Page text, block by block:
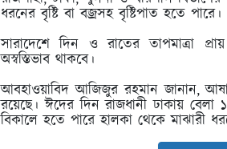
ধরনের বৃষ্টি বা বজ্রসহ বৃষ্টিপাত হতে পারে।
সারাদেশে দিন ও রাতের তাপমাত্রা
অস্বস্তিভাব থাকবে।
আবহাওয়াবিদ আজিজুর রহমান জানান,
রয়েছে। ঈদের দিন রাজধানী ঢাকায় বেলা
বিকালে হতে পারে হালকা থেকে মাঝারী